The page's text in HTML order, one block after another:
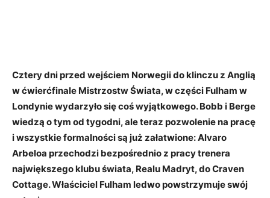
Cztery dni przed wejściem Norwegii do klinczu z Anglią
w ćwierćfinale Mistrzostw Świata, w części Fulham w
Londynie wydarzyło się coś wyjątkowego. Bobb i Berge
wiedzą o tym od tygodni, ale teraz pozwolenie na pracę
i wszystkie formalności są już załatwione: Alvaro
Arbeloa przechodzi bezpośrednio z pracy trenera
największego klubu świata, Realu Madryt, do Craven
Cottage. Właściciel Fulham ledwo powstrzymuje swój